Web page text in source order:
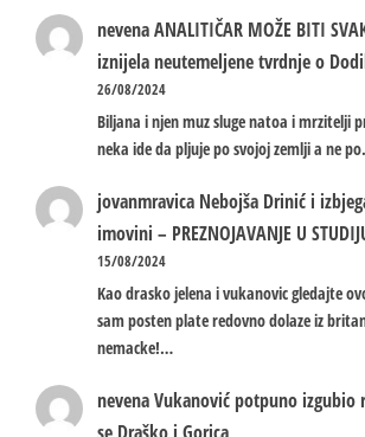
nevenaANALITIČAR MOŽE BITI
iznijela neutemeljene tvrdnje o
26/08/2024
Biljana i njen muz sluge natoa i mrzitelji
neka ide da pljuje po svojoj zemlji a ne
jovanmravica Nebojša Drinić i
imovini – PREZNOJAVANJE U
15/08/2024
Kao drasko jelena i vukanovic gledajte
sam posten plate redovno dolaze iz
nemacke!…
nevenaVukanović potpuno izgubio
se Draško i Gorica